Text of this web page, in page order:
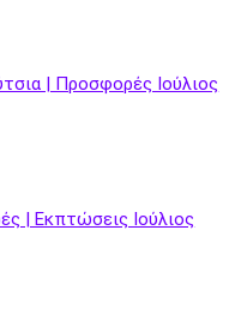
| Προσφορές Ιούλιος
| Εκπτώσεις Ιούλιος